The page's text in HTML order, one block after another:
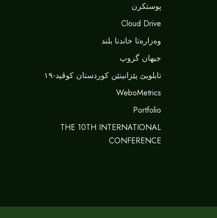
پوستکرن
Cloud Drive
وەزارەتا خاندنا بلند
جیهان گروپ
تابلویێ پێزانینێن کوردستان کوڤید-١٩
WeboMetrics
Portfolio
THE 10TH INTERNATIONAL
CONFERENCE